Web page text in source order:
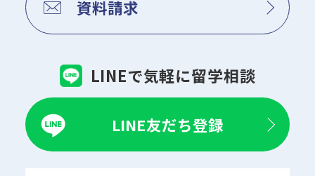
資料請求
LINEで気軽に留学相談
LINE友だち登録